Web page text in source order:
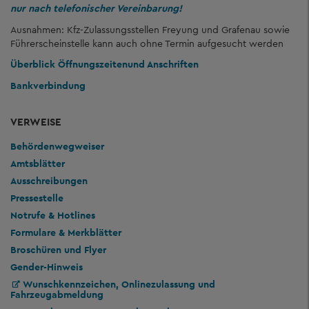
nur nach telefonischer Vereinbarung!
Ausnahmen: Kfz-Zulassungsstellen Freyung und Grafenau sowie
Führerscheinstelle kann auch ohne Termin aufgesucht werden
Überblick Öffnungszeitenund Anschriften
Bankverbindung
VERWEISE
Behördenwegweiser
Amtsblätter
Ausschreibungen
Pressestelle
Notrufe & Hotlines
Formulare & Merkblätter
Broschüren und Flyer
Gender-Hinweis
Wunschkennzeichen, Onlinezulassung und
Fahrzeugabmeldung